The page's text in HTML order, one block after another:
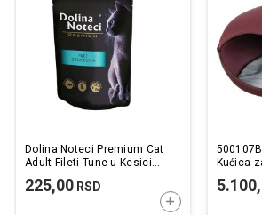
Dolina Noteci Premium Cat
Adult Fileti Tune u Kesici
225,00 RSD
DODAJTE U
Kućica